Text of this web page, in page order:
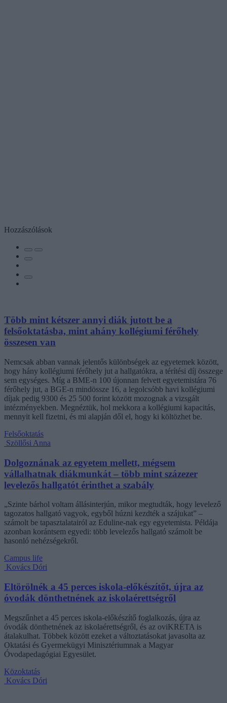
Hozzászólások
Több mint kétszer annyi diák jutott be a
felsőoktatásba, mint ahány kollégiumi férőhely
összesen van
Nemcsak abban vannak jelentős különbségek az egyetemek között,
hogy hány kollégiumi férőhely jut a hallgatókra, a térítési díj összege
sem egységes. Míg a BME-n 100 újonnan felvett egyetemistára 76
férőhely jut, a BGE-n mindössze 16, a legolcsóbb havi kollégiumi
díjak pedig 9300 és 25 500 forint között mozognak a vizsgált
intézményekben. Megnéztük, hol mekkora a kollégiumi kapacitás,
mennyit kell fizetni, és mi alapján dől el, hogy ki költözhet be.
Felsőoktatás
Szöllősi Anna
Dolgoznának az egyetem mellett, mégsem
vállalhatnak diákmunkát – több mint százezer
levelezős hallgatót érinthet a szabály
„Szinte bárhol voltam állásinterjún, mikor megtudták, hogy levelező
tagozatos hallgató vagyok, egyből húzni kezdték a szájukat” –
számolt be tapasztalatairól az Eduline-nak egy egyetemista. Példája
azonban korántsem egyedi: több levelezős hallgató számolt be
hasonló nehézségekről.
Campus life
Kovács Dóri
Eltörölnék a 45 perces iskola-előkészítőt, újra az
óvodák dönthetnének az iskolaérettségről
Megszűnhet a 45 perces iskola-előkészítő foglalkozás, újra az
óvodák dönthetnének az iskolaérettségről, és az oviKRÉTA is
átalakulhat. Többek között ezeket a változtatásokat javasolta az
Oktatási és Gyermekügyi Minisztériumnak a Magyar
Óvodapedagógiai Egyesület.
Közoktatás
Kovács Dóri